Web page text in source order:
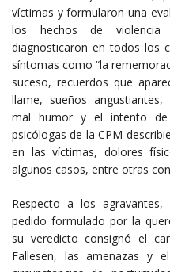
víctimas y formularon una
los hechos de violencia
diagnosticaron en todos los
síntomas como “la
suceso, recuerdos que
llame, sueños
mal humor y el intento de
psicólogas de la CPM
en las víctimas, dolores
algunos casos, entre otras
Respecto a los
pedido formulado por la
su veredicto consignó el
Fallesen, las amenazas y